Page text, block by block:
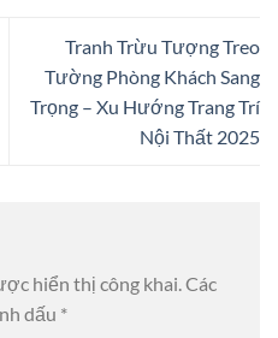
Tranh Trừu Tượng Treo
Tường Phòng Khách Sang
Trọng – Xu Hướng Trang Trí
Nội Thất 2025
hiển thị công khai. Các
dấu *